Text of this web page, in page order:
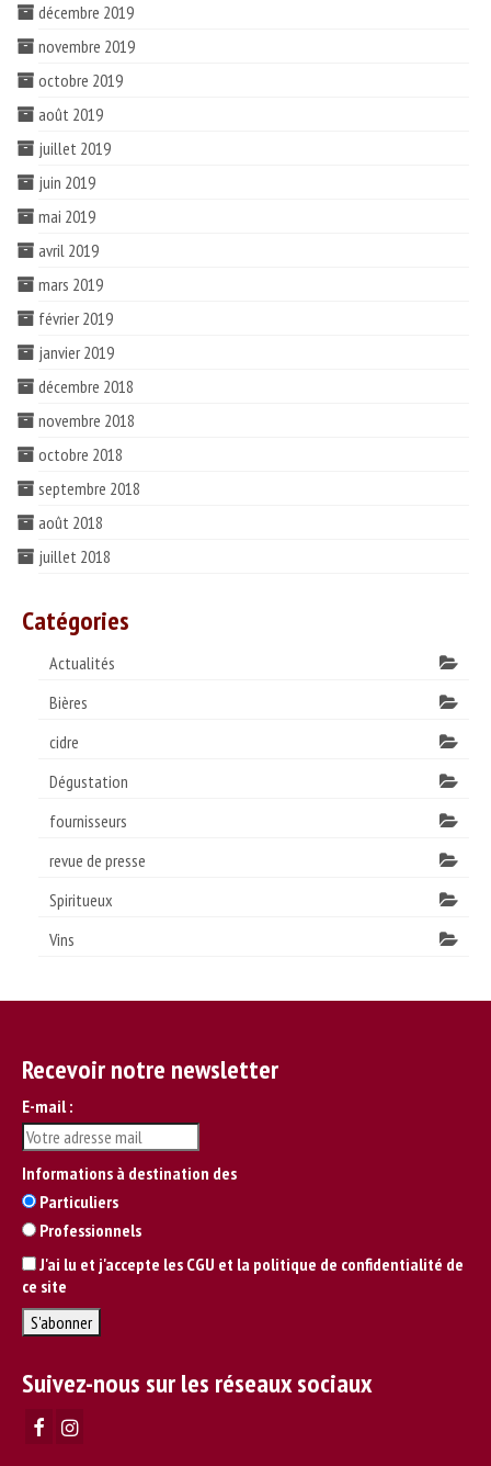
décembre 2019
novembre 2019
octobre 2019
août 2019
juillet 2019
juin 2019
mai 2019
avril 2019
mars 2019
février 2019
janvier 2019
décembre 2018
novembre 2018
octobre 2018
septembre 2018
août 2018
juillet 2018
Catégories
Actualités
Bières
cidre
Dégustation
fournisseurs
revue de presse
Spiritueux
Vins
Recevoir notre newsletter
E-mail :
Informations à destination des
Particuliers
Professionnels
J'ai lu et j'accepte les CGU et la politique de confidentialité de
ce site
Suivez-nous sur les réseaux sociaux